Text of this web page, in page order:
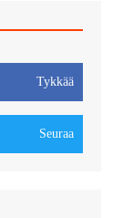
Tykkää
Seuraa